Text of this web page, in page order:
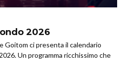
2026
Goitom ci presenta il calendario
Un programma ricchissimo che